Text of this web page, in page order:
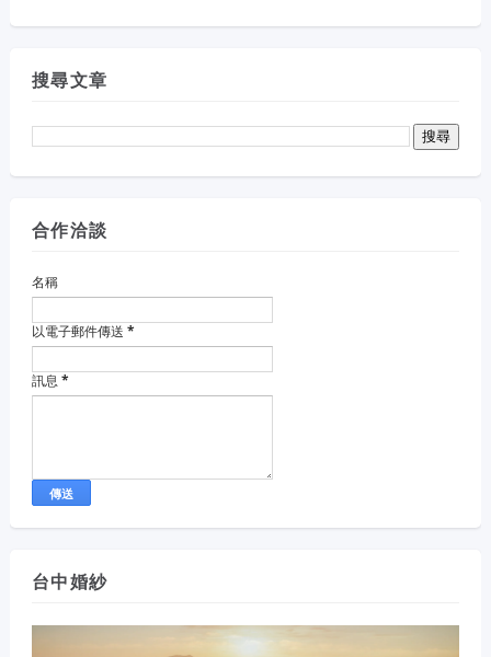
搜尋文章
合作洽談
名稱
以電子郵件傳送 *
訊息 *
台中婚紗